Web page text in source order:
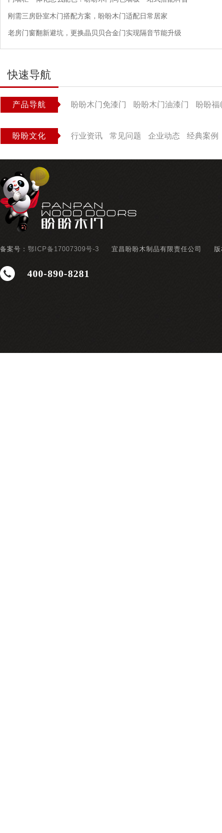
刚需三房卧室木门搭配方案，盼盼木门适配日常居家
老房门窗翻新避坑，更换晶贝贝合金门实现隔音节能升级
快速导航
产品导航 盼盼木门免漆门 盼盼木门油漆门 盼盼福
盼盼文化 行业资讯 常见问题 企业动态 经典案例
备案号： 鄂ICP备17007309号-3 宜昌盼盼木制品有限责任公司
400-890-8281